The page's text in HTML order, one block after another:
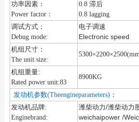
功率因素：
Power factor：
0.8 滞后
0.8 lagging
调试方式：
Debug mode:
电子调速
Electronic speed
机组尺寸：
The unit size:
机组重量:
Rated power unit:83
8900KG
发动机参数(Theengineparameters)：
发动机品牌:
Enginebrand:
潍柴动力/潍柴动力
weichaipower /